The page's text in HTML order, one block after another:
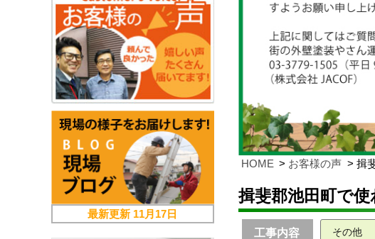
HOME お客様の声 揖
揖斐郡池田町で
工事内容 その他
最新更新 11月17日